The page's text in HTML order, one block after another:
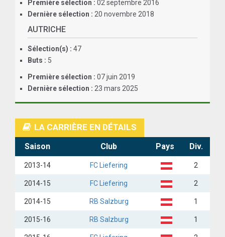
Première sélection : 02 septembre 2016
Dernière sélection : 20 novembre 2018
AUTRICHE
Sélection(s) : 47
Buts : 5
Première sélection : 07 juin 2019
Dernière sélection : 23 mars 2025
LA CARRIÈRE EN DÉTAILS
Saison Club Pays Div.
2013-14 FC Liefering 2
2014-15 FC Liefering 2
2014-15 RB Salzburg 1
2015-16 RB Salzburg 1